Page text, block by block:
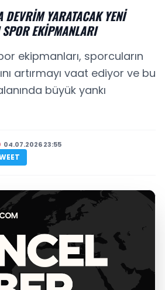
DEVRIM YARATACAK YENI
EKIPMANLARI
ekipmanları, sporcuların
artırmayı vaat ediyor ve bu
büyük yankı
04.07.2026 23:55